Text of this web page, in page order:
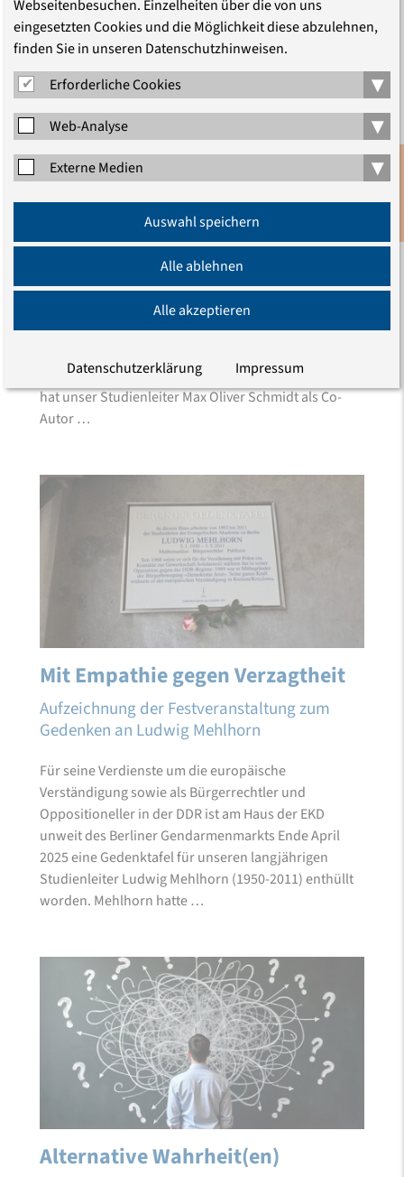
Der Burkini als Ausdruck von
Oliver Schmidt untersucht muslimische
Körperpraktiken
Dass es in Deutschland gesellschaftliche Pluralität
gibt, ist auch das Resultat von erkämpfter
Religionsfreiheit, ungestörter Religionsausübung
was folgt aus dieser Erkenntnis für den Alltag? Das
hat unser Studienleiter Max Oliver Schmidt als Co-
Autor …
Mit Empathie gegen Verzagtheit
Aufzeichnung der Festveranstaltung zum
Gedenken an Ludwig Mehlhorn
Für seine Verdienste um die europäische
Verständigung sowie als Bürgerrechtler und
Oppositioneller in der DDR ist am Haus der EKD
unweit des Berliner Gendarmenmarkts Ende April
2025 eine Gedenktafel für unseren langjährigen
Studienleiter Ludwig Mehlhorn (1950-2011) enthüllt
worden. Mehlhorn hatte …
Alternative Wahrheit(en)
Anmeldung
Webseitenbesuchen. Einzelheiten über die von uns
eingesetzten Cookies und die Möglichkeit diese abzulehnen,
finden Sie in unseren Datenschutzhinweisen.
Erforderliche Cookies
▾
Web-Analyse ▾
Externe Medien ▾
Auswahl speichern
Alle ablehnen
Alle akzeptieren
Datenschutzerklärung Impressum